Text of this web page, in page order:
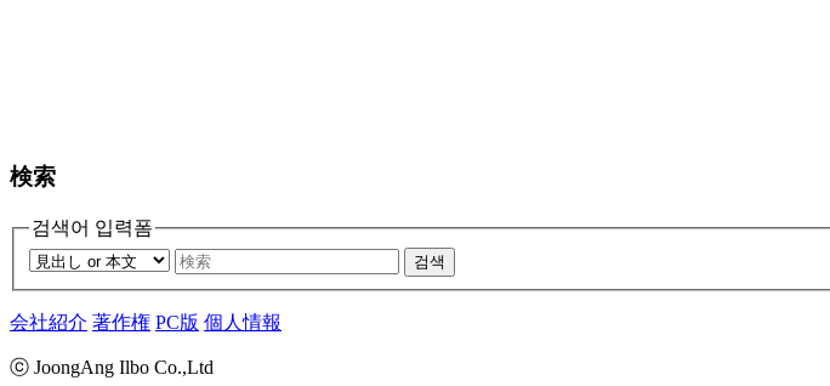
検索
검색어 입력폼
검색
会社紹介 著作権 PC版 個人情報
ⓒ JoongAng Ilbo Co.,Ltd